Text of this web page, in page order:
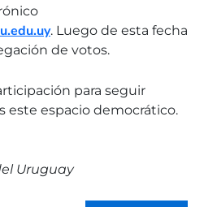
. Luego de esta fecha
de votos.
para seguir
este espacio democrático.
Uruguay